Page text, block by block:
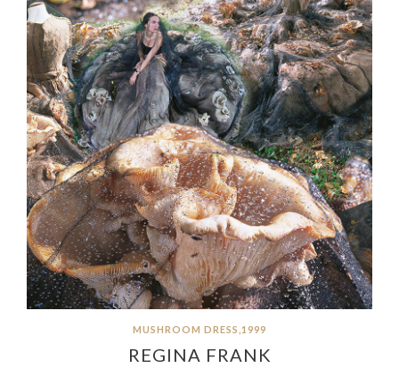
MUSHROOM DRESS,1999
REGINA FRANK